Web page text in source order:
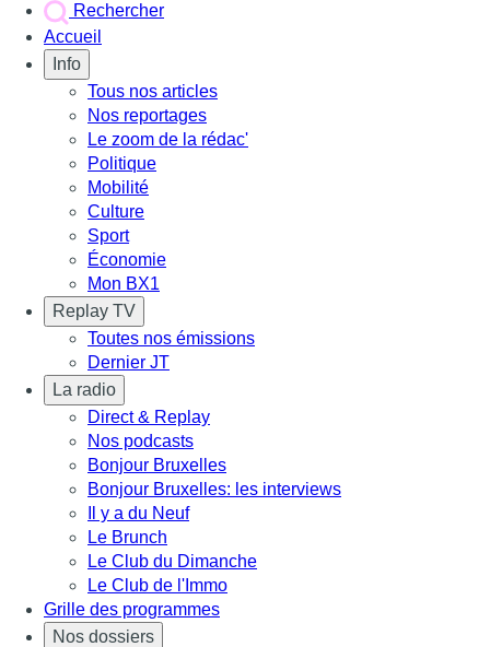
Rechercher
Accueil
Info
Tous nos articles
Nos reportages
Le zoom de la rédac'
Politique
Mobilité
Culture
Sport
Économie
Mon BX1
Replay TV
Toutes nos émissions
Dernier JT
La radio
Direct & Replay
Nos podcasts
Bonjour Bruxelles
Bonjour Bruxelles: les interviews
Il y a du Neuf
Le Brunch
Le Club du Dimanche
Le Club de l'Immo
Grille des programmes
Nos dossiers